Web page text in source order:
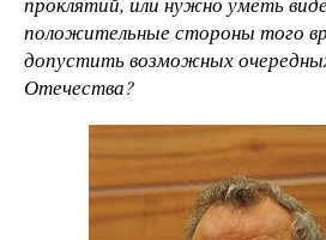
положительные стороны того
допустить возможных
Отечества?